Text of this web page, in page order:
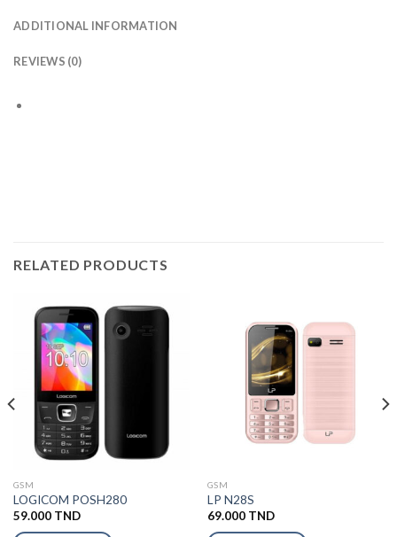
ADDITIONAL INFORMATION
REVIEWS (0)
RELATED PRODUCTS
GSM
LOGICOM POSH280
59.000 TND
GSM
LP N28S
69.000 TND